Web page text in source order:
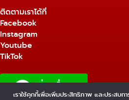
ติดตามเราได้ที่
Facebook
Instagram
Youtube
TikTok
เราใช้คุกกี้เพื่อเพิ่มประสิทธิภาพ และประสบก